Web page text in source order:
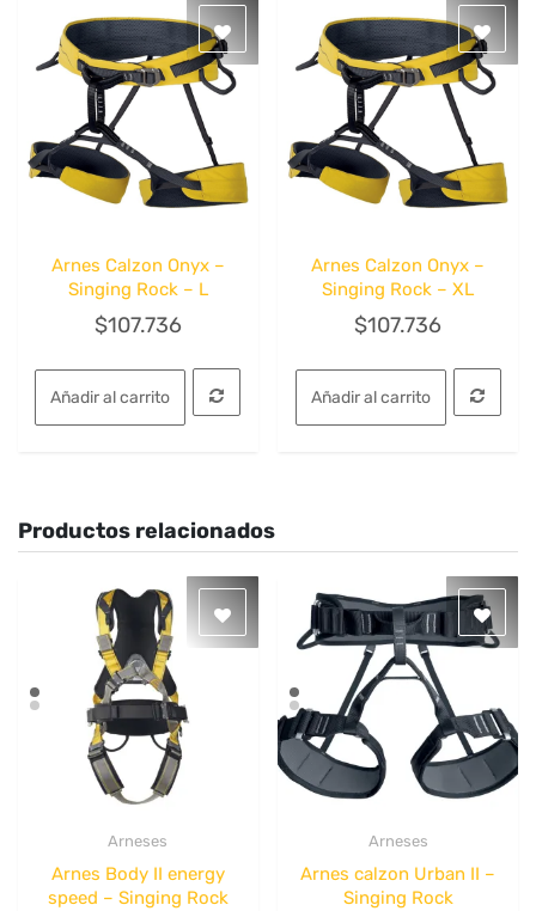
opciones
se
pueden
elegir
en
la
página
de
producto
Quick View
Arnes Calzon Onyx –
Singing Rock – L
$107.736
Añadir al carrito
Quick View
Arnes Calzon Onyx –
Singing Rock – XL
$107.736
Añadir al carrito
Productos relacionados
Arneses
Arnes Body II energy
speed – Singing Rock
Arneses
Arnes calzon Urban II –
Singing Rock